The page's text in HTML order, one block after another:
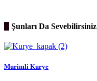
Şunları Da Sevebilirsiniz
Murimli Kurye